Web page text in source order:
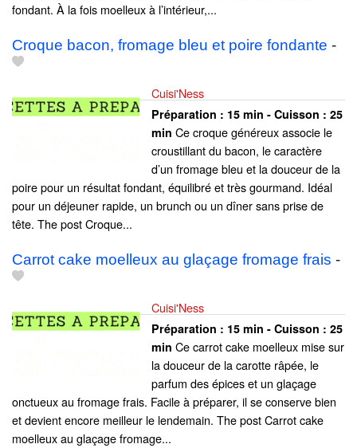
fondant. À la fois moelleux à l’intérieur,...
Croque bacon, fromage bleu et poire fondante -
Cuisi'Ness
Préparation : 15 min - Cuisson : 25
min Ce croque généreux associe le
croustillant du bacon, le caractère
d’un fromage bleu et la douceur de la
poire pour un résultat fondant, équilibré et très gourmand. Idéal
pour un déjeuner rapide, un brunch ou un dîner sans prise de
tête. The post Croque...
Carrot cake moelleux au glaçage fromage frais -
Cuisi'Ness
Préparation : 15 min - Cuisson : 25
min Ce carrot cake moelleux mise sur
la douceur de la carotte râpée, le
parfum des épices et un glaçage
onctueux au fromage frais. Facile à préparer, il se conserve bien
et devient encore meilleur le lendemain. The post Carrot cake
moelleux au glaçage fromage...